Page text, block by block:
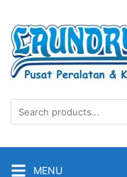
content
Search
for:
MENU